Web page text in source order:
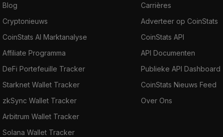
Blog
Cryptonieuws
CoinStats AI Marktanalyse
Affiliate Programma
DeFi Portefeuille Tracker
Starknet Wallet Tracker
zkSync Wallet Tracker
Arbitrum Wallet Tracker
Solana Wallet Tracker
Carrières
Adverteer op CoinStats
CoinStats API
API Documenten
Publieke API Dashboard
CoinStats Nieuws Feed
Over Ons